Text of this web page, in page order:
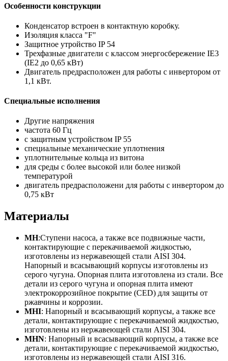
Особенности конструкции
Конденсатор встроен в контактную коробку.
Изоляция класса "F"
Защитное утройство IP 54
Трехфазные двигатели с классом энергосбережение IE3
(IE2 до 0,65 кВт)
Двигатель предрасположен для работы с инвертором от
1,1 кВт.
Специальные исполнения
Другие напряжения
частота 60 Гц
с защитным устройством IP 55
специальные механические уплотнения
уплотнительные кольца из витона
для среды с более высокой или более низкой
температурой
двигатель предрасположени для работы с инвертором до
0,75 кВт
Материалы
MH:Ступени насоса, а также все подвижные части,
контактирующие с перекачиваемой жидкостью,
изготовлены из нержавеющей стали AISI 304.
Напорный и всасывающий корпусы изготовлены из
серого чугуна. Опорная плита изготовлена из стали. Все
детали из серого чугуна и опорная плита имеют
электрокоррозийное покрытие (CED) для защиты от
ржавчины и коррозии.
MHI: Напорный и всасывающий корпусы, а также все
детали, контактирующие с перекачиваемой жидкостью,
изготовлены из нержавеющей стали AISI 304.
MHN: Напорный и всасывающий корпусы, а также все
детали, контактирующие с перекачиваемой жидкостью,
изготовлены из нержавеющей стали AISI 316.